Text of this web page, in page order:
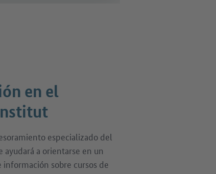
en el
especializado del
a orientarse en un
información sobre cursos de